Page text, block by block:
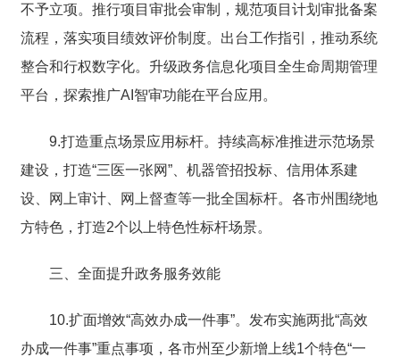
不予立项。推行项目审批会审制，规范项目计划审批备案
流程，落实项目绩效评价制度。出台工作指引，推动系统
整合和行权数字化。升级政务信息化项目全生命周期管理
平台，探索推广AI智审功能在平台应用。
9.打造重点场景应用标杆。持续高标准推进示范场景
建设，打造“三医一张网”、机器管招投标、信用体系建
设、网上审计、网上督查等一批全国标杆。各市州围绕地
方特色，打造2个以上特色性标杆场景。
三、全面提升政务服务效能
10.扩面增效“高效办成一件事”。发布实施两批“高效
办成一件事”重点事项，各市州至少新增上线1个特色“一